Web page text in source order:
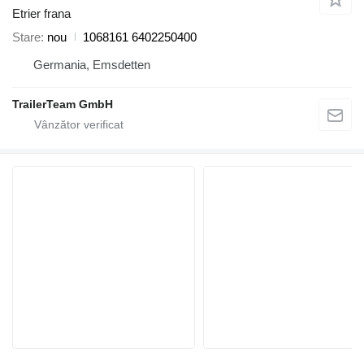
Etrier frana
Stare nou
1068161 6402250400
Germania, Emsdetten
TrailerTeam GmbH